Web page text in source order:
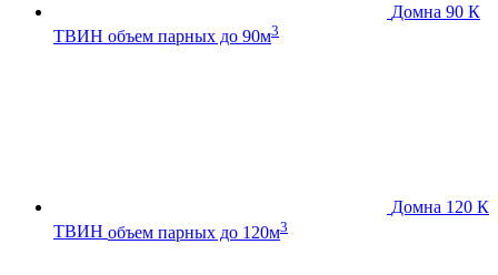
Домна 90 К
ТВИН объем парных до 90м3
Домна 120 К
ТВИН объем парных до 120м3